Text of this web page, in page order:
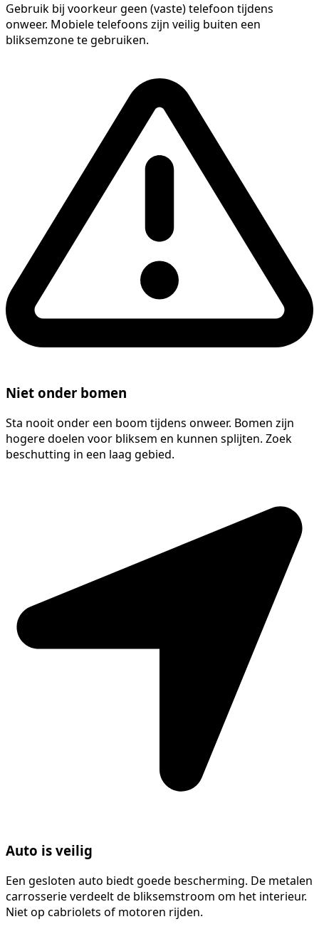
Gebruik bij voorkeur geen (vaste) telefoon tijdens
onweer. Mobiele telefoons zijn veilig buiten een
bliksemzone te gebruiken.
Niet onder bomen
Sta nooit onder een boom tijdens onweer. Bomen zijn
hogere doelen voor bliksem en kunnen splijten. Zoek
beschutting in een laag gebied.
Auto is veilig
Een gesloten auto biedt goede bescherming. De metalen
carrosserie verdeelt de bliksemstroom om het interieur.
Niet op cabriolets of motoren rijden.